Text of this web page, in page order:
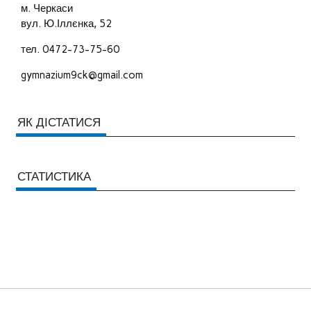
м. Черкаси
вул. Ю.Іллєнка, 52
тел. 0472-73-75-60
gymnazium9ck@gmail.com
ЯК ДІСТАТИСЯ
СТАТИСТИКА